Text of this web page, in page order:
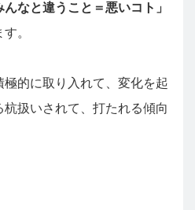
んなと違うこと＝悪いコト」
。
的に取り入れて、変化を起
扱いされて、打たれる傾向